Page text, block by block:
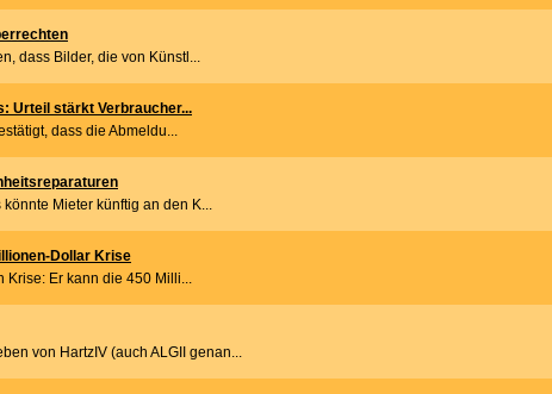
dass Bilder, die von Künstl...
Urteil stärkt Verbraucher...
dass die Abmeldu...
Mieter künftig an den K...
Dollar Krise
Krise: Er kann die 450 Milli...
von HartzIV (auch ALGII genan...